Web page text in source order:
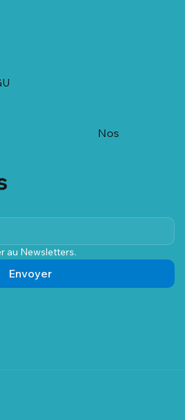
Nos
au Newsletters.
Envoyer